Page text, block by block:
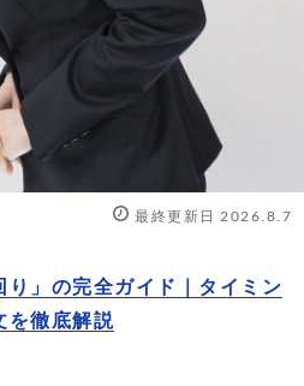
り」の完全ガイド｜タイミン
を徹底解説
最終更新日 2026.8.7